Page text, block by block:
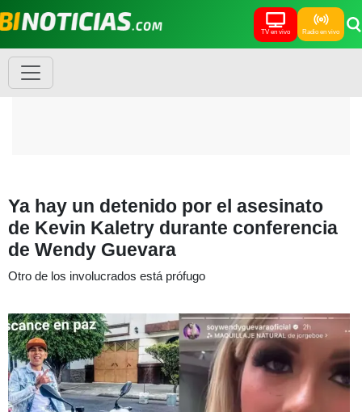
TV en vivo Radio en vivo
Ya hay un detenido por el asesinato
de Kevin Kaletry durante conferencia
de Wendy Guevara
Otro de los involucrados está prófugo